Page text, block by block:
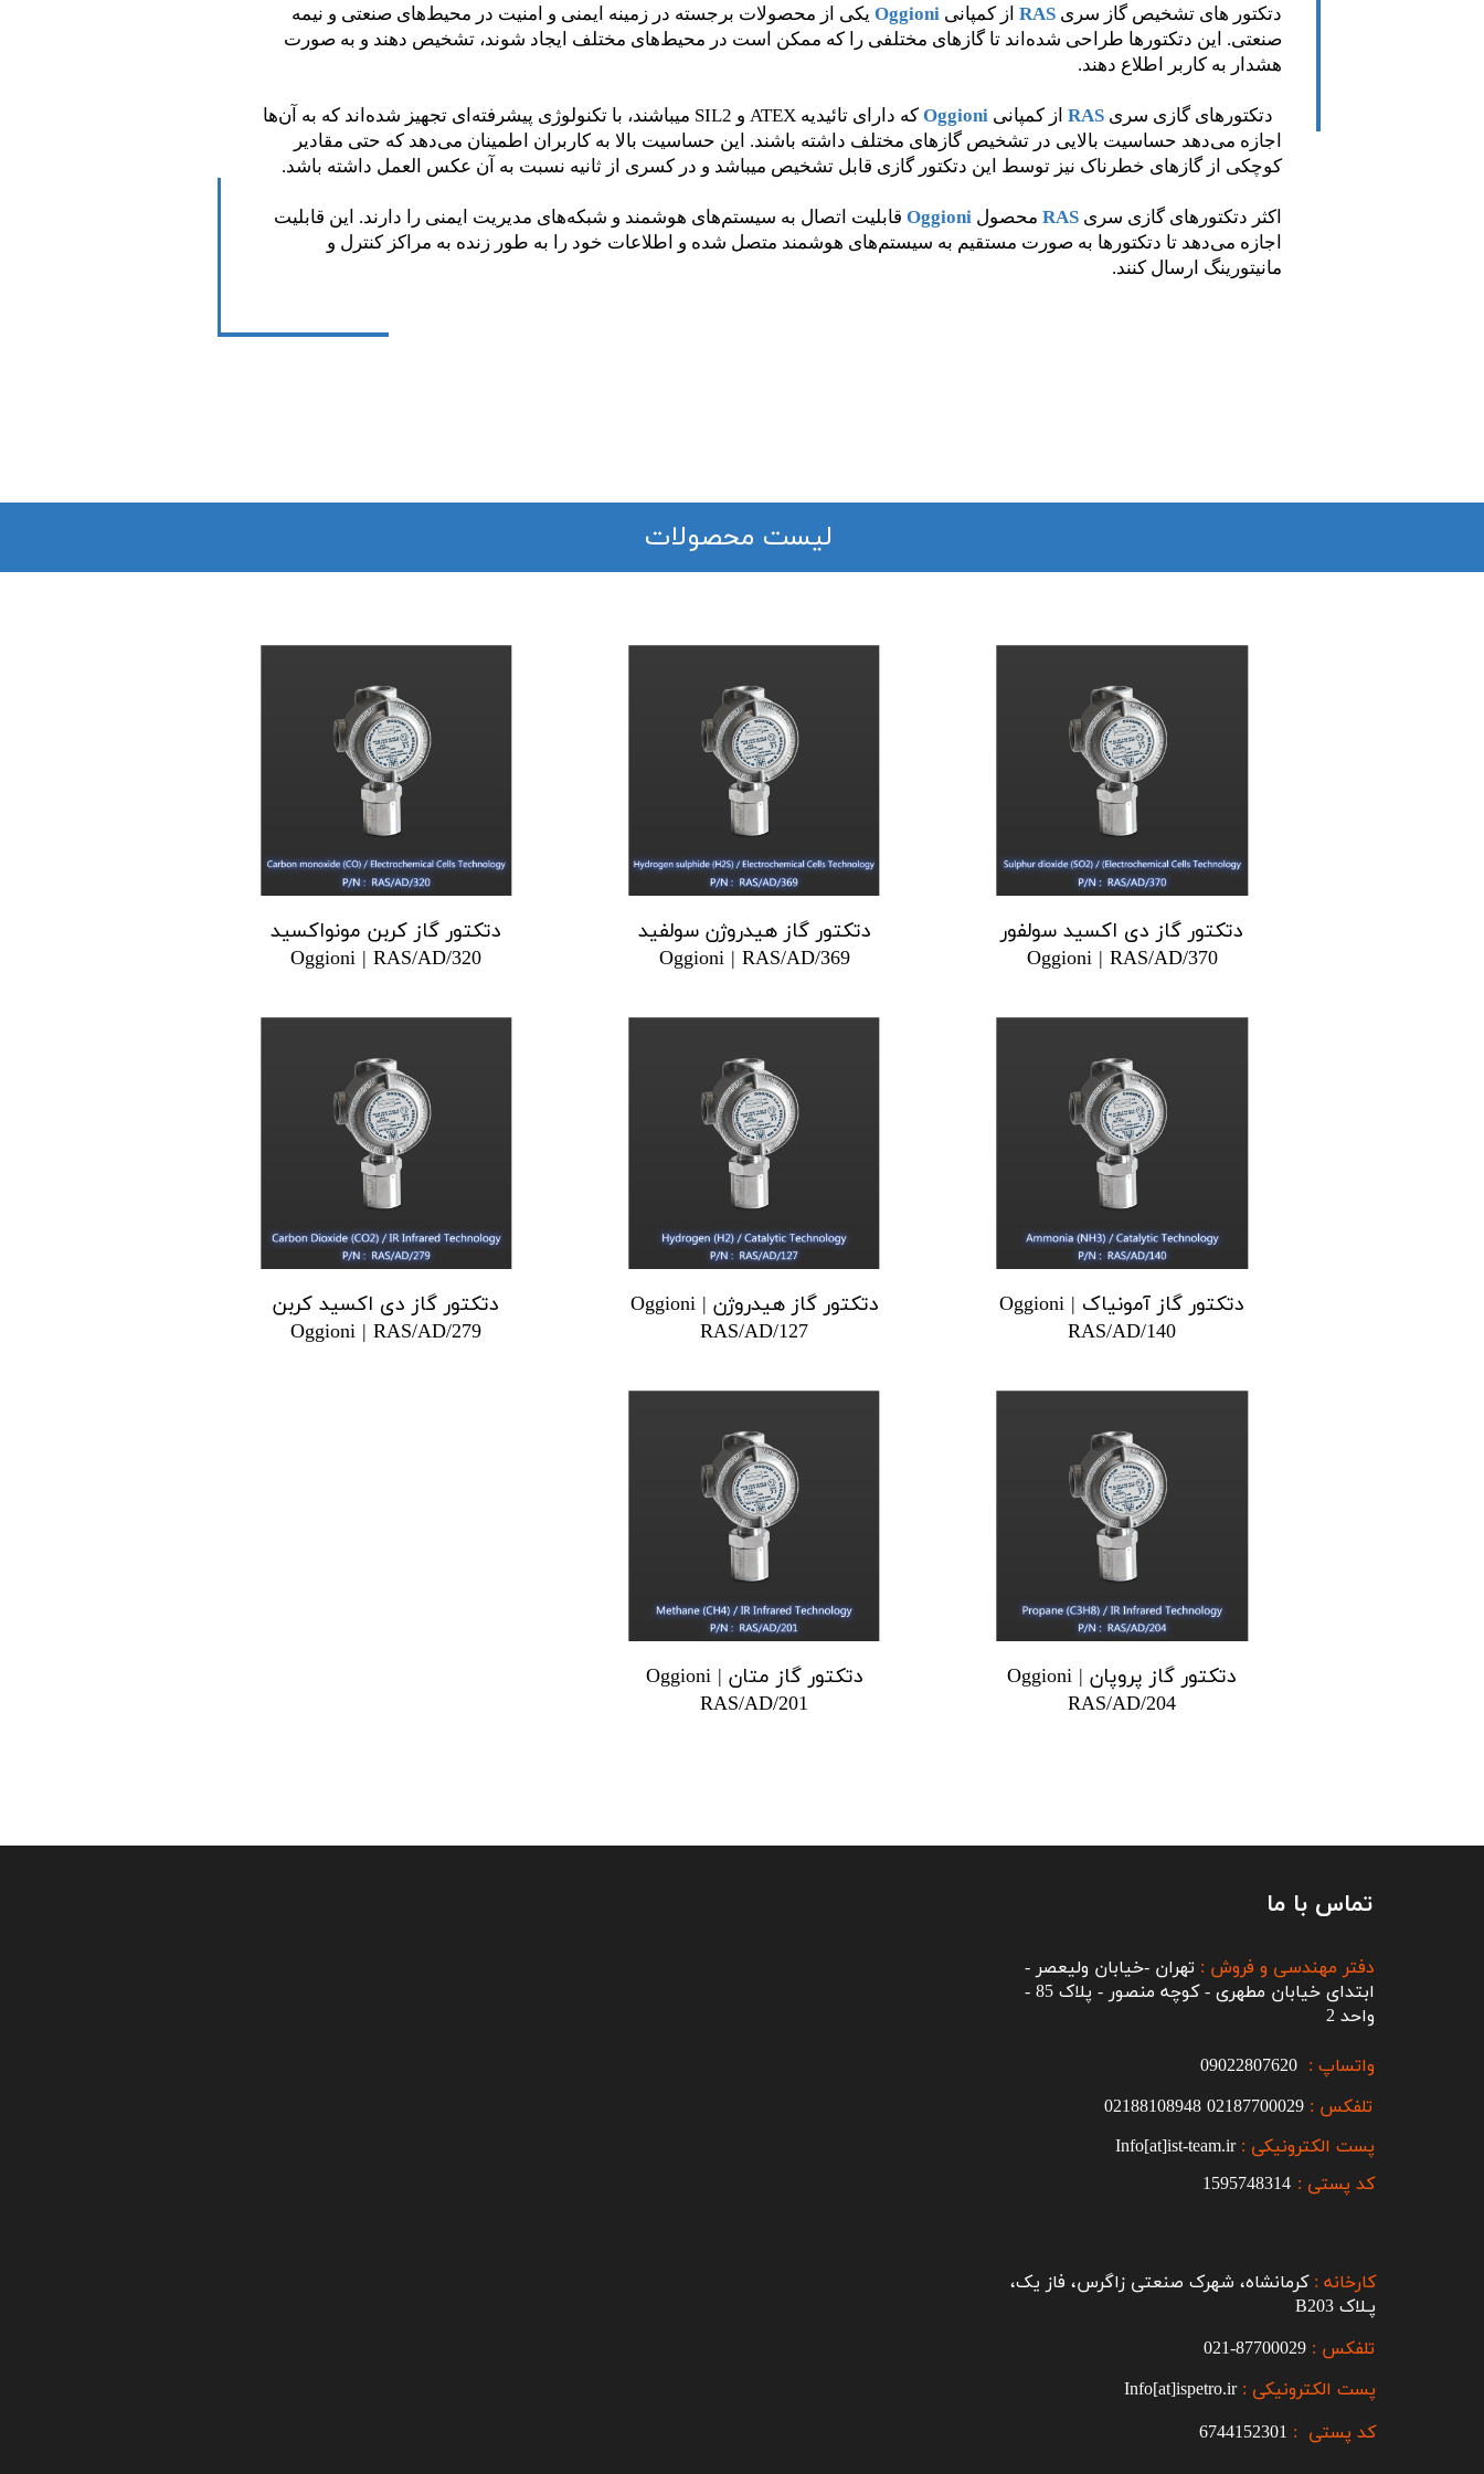
دتکتور های تشخیص گاز سریRAS از کمپانی Oggioni یکی از محصولات برجسته در زمینه ایمنی و امنیت در محیط‌های صنعتی و نیمه
صنعتی. این دتکتورها طراحی شده‌اند تا گازهای مختلفی را که ممکن است در محیط‌های مختلف ایجاد شوند، تشخیص دهند و به صورت
هشدار به کاربر اطلاع دهند.
دتکتورهای گازی سریRAS از کمپانی Oggioni
که دارای تائیدیه ATEX و SIL2 میباشند، با تکنولوژی پیشرفته‌ای تجهیز شده‌اند که به آن‌ها
اجازه می‌دهد حساسیت بالایی در تشخیص گازهای مختلف داشته باشند. این حساسیت بالا به کاربران اطمینان می‌دهد که حتی مقادیر
کوچکی از گازهای خطرناک نیز توسط این دتکتور گازی قابل تشخیص میباشد و در کسری از ثانیه نسبت به آن عکس العمل داشته باشد.
​​​​​​​اکثر دتکتورهای گازی سریRAS محصول Oggioni قابلیت اتصال به سیستم‌های هوشمند و شبکه‌های مدیریت ایمنی را دارند. این قابلیت
اجازه می‌دهد تا دتکتورها به صورت مستقیم به سیستم‌های هوشمند متصل شده و اطلاعات خود را به طور زنده به مراکز کنترل و
مانیتورینگ ارسال کنند.
​لیست محصولات
دتکتور گاز دی اکسید سولفور
Oggioni | RAS/AD/370
دتکتور گاز هیدروژن سولفید
Oggioni | RAS/AD/369
دتکتور گاز کربن مونواکسید
Oggioni | RAS/AD/320
دتکتور گاز آمونیاک Oggioni |
RAS/AD/140
دتکتور گاز هیدروژن Oggioni |
RAS/AD/127
دتکتور گاز دی اکسید کربن
Oggioni | RAS/AD/279
دتکتور گاز پروپان Oggioni |
RAS/AD/204
دتکتور گاز متان Oggioni |
RAS/AD/201
تماس با ما
تلفکس : 02187700029
02188108948
پست الکترونیکی :Info[at]ist-team.ir
واتساپ :
دفتر مهندسی و فروش : تهران -خیابان ولیعصر -
ابتدای خیابان مطهری - کوچه منصور - پلاک 85 -
واحد 2
کارخانه : کرمانشاه، شهرک صنعتی زاگرس، فاز یک،
پـلاک B203​​​​​​​
کد پستی : 1595748314
پست الکترونیکی :Info[at]ispetro.ir
تلفکس : 87700029-021​​​​​​​
کد پستی : 6744152301